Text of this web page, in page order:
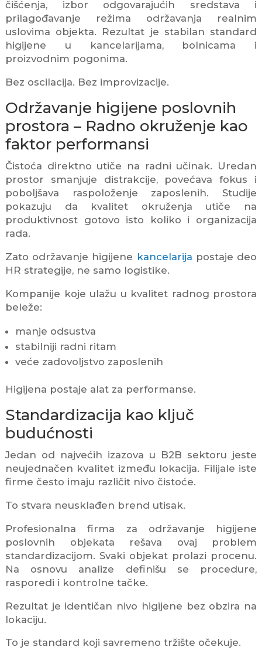
čišćenja, izbor odgovarajućih sredstava i
prilagođavanje režima održavanja realnim
uslovima objekta. Rezultat je stabilan standard
higijene u kancelarijama, bolnicama i
proizvodnim pogonima.
Bez oscilacija. Bez improvizacije.
Održavanje higijene poslovnih
prostora – Radno okruženje kao
faktor performansi
Čistoća direktno utiče na radni učinak. Uredan
prostor smanjuje distrakcije, povećava fokus i
poboljšava raspoloženje zaposlenih. Studije
pokazuju da kvalitet okruženja utiče na
produktivnost gotovo isto koliko i organizacija
rada.
Zato održavanje higijene kancelarija postaje deo
HR strategije, ne samo logistike.
Kompanije koje ulažu u kvalitet radnog prostora
beleže:
manje odsustva
stabilniji radni ritam
veće zadovoljstvo zaposlenih
Higijena postaje alat za performanse.
Standardizacija kao ključ
budućnosti
Jedan od najvećih izazova u B2B sektoru jeste
neujednačen kvalitet između lokacija. Filijale iste
firme često imaju različit nivo čistoće.
To stvara neusklađen brend utisak.
Profesionalna firma za održavanje higijene
poslovnih objekata rešava ovaj problem
standardizacijom. Svaki objekat prolazi procenu.
Na osnovu analize definišu se procedure,
rasporedi i kontrolne tačke.
Rezultat je identičan nivo higijene bez obzira na
lokaciju.
To je standard koji savremeno tržište očekuje.